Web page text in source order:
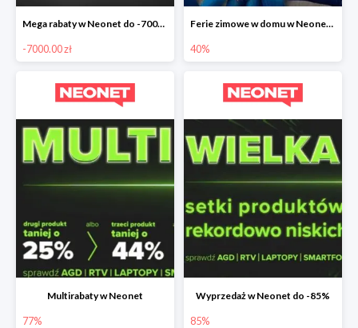
Mega rabaty w Neonet do -7000 zł
-7000.00 zł
Ferie zimowe w domu w Neonet do -40%
40%
Multirabaty w Neonet
77%
Wyprzedaż w Neonet do -85%
85%